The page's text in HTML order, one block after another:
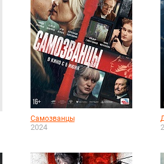
Самозванцы
2024